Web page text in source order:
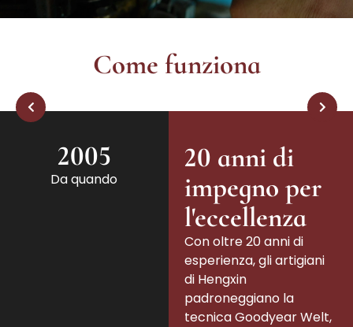
Come funziona
2005
Da quando
20 anni di
impegno per
l'eccellenza
Con oltre 20 anni di
esperienza, gli artigiani
di Hengxin
padroneggiano la
tecnica Goodyear Welt,